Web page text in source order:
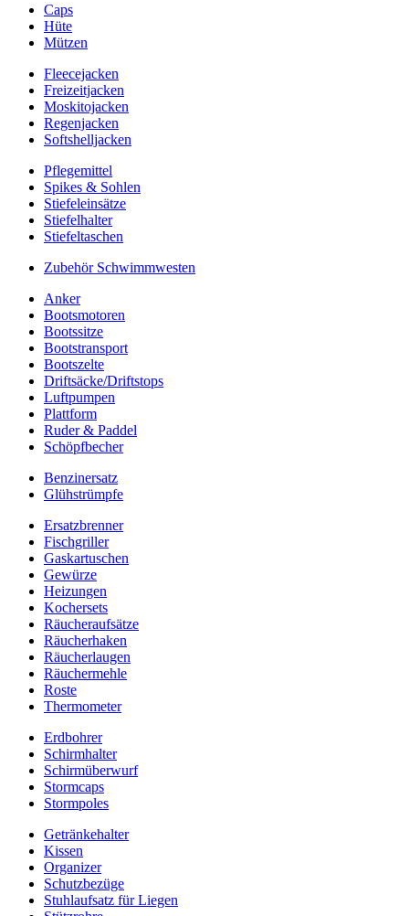
Caps
Hüte
Mützen
Fleecejacken
Freizeitjacken
Moskitojacken
Regenjacken
Softshelljacken
Pflegemittel
Spikes & Sohlen
Stiefeleinsätze
Stiefelhalter
Stiefeltaschen
Zubehör Schwimmwesten
Anker
Bootsmotoren
Bootssitze
Bootstransport
Bootszelte
Driftsäcke/Driftstops
Luftpumpen
Plattform
Ruder & Paddel
Schöpfbecher
Benzinersatz
Glühstrümpfe
Ersatzbrenner
Fischgriller
Gaskartuschen
Gewürze
Heizungen
Kochersets
Räucheraufsätze
Räucherhaken
Räucherlaugen
Räuchermehle
Roste
Thermometer
Erdbohrer
Schirmhalter
Schirmüberwurf
Stormcaps
Stormpoles
Getränkehalter
Kissen
Organizer
Schutzbezüge
Stuhlaufsatz für Liegen